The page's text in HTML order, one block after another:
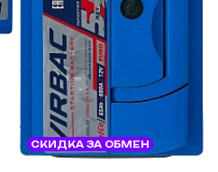
СКИДКА ЗА ОБМЕН